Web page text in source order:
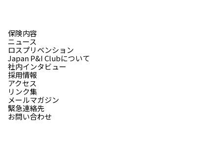
保険内容
社内インタビュー
緊急連絡先
ニュース
採用情報
リンク集
ロスプリベンション
アクセス
メールマガジン
Japan P&I Clubについて
お問い合わせ